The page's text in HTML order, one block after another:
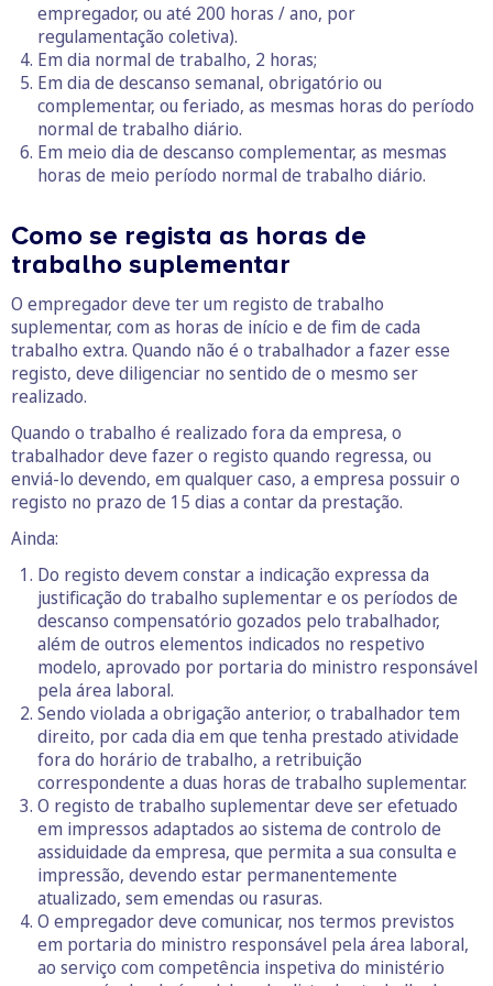
empregador, ou até 200 horas / ano, por
regulamentação coletiva).
Em dia normal de trabalho, 2 horas;
Em dia de descanso semanal, obrigatório ou
complementar, ou feriado, as mesmas horas do período
normal de trabalho diário.
Em meio dia de descanso complementar, as mesmas
horas de meio período normal de trabalho diário.
Como se regista as horas de
trabalho suplementar
O empregador deve ter um registo de trabalho
suplementar, com as horas de início e de fim de cada
trabalho extra. Quando não é o trabalhador a fazer esse
registo, deve diligenciar no sentido de o mesmo ser
realizado.
Quando o trabalho é realizado fora da empresa, o
trabalhador deve fazer o registo quando regressa, ou
enviá-lo devendo, em qualquer caso, a empresa possuir o
registo no prazo de 15 dias a contar da prestação.
Ainda:
Do registo devem constar a indicação expressa da
justificação do trabalho suplementar e os períodos de
descanso compensatório gozados pelo trabalhador,
além de outros elementos indicados no respetivo
modelo, aprovado por portaria do ministro responsável
pela área laboral.
Sendo violada a obrigação anterior, o trabalhador tem
direito, por cada dia em que tenha prestado atividade
fora do horário de trabalho, a retribuição
correspondente a duas horas de trabalho suplementar.
O registo de trabalho suplementar deve ser efetuado
em impressos adaptados ao sistema de controlo de
assiduidade da empresa, que permita a sua consulta e
impressão, devendo estar permanentemente
atualizado, sem emendas ou rasuras.
O empregador deve comunicar, nos termos previstos
em portaria do ministro responsável pela área laboral,
ao serviço com competência inspetiva do ministério